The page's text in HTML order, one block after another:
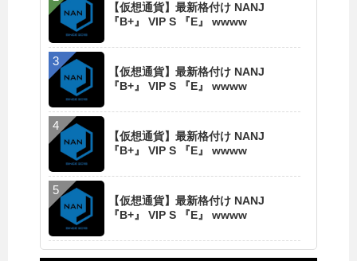
【仮想通貨】最新格付け NANJ
『B+』 VIP S 『E』 wwww
【仮想通貨】最新格付け NANJ
『B+』 VIP S 『E』 wwww
【仮想通貨】最新格付け NANJ
『B+』 VIP S 『E』 wwww
【仮想通貨】最新格付け NANJ
『B+』 VIP S 『E』 wwww